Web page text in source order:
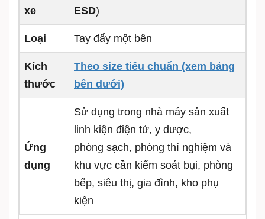
xe
ESD)
Loại Tay đẩy một bên
Kích
thước
Theo size tiêu chuẩn (xem bảng
bên dưới)
Ứng
dụng
Sử dụng trong nhà máy sản xuất
linh kiện điện tử, y dược,
phòng sạch, phòng thí nghiệm và
khu vực cần kiểm soát bụi, phòng
bếp, siêu thị, gia đình, kho phụ
kiện